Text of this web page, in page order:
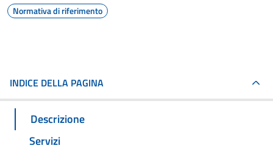
Normativa di riferimento
INDICE DELLA PAGINA
Descrizione
Servizi